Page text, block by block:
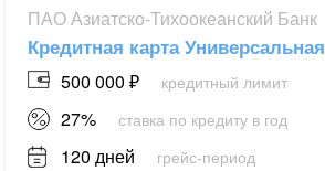
ПАО Азиатско-Тихоокеанский Банк
Кредитная карта Универсальная
500 000 ₽ кредитный лимит
27% ставка по кредиту в год
120 дней грейс-период